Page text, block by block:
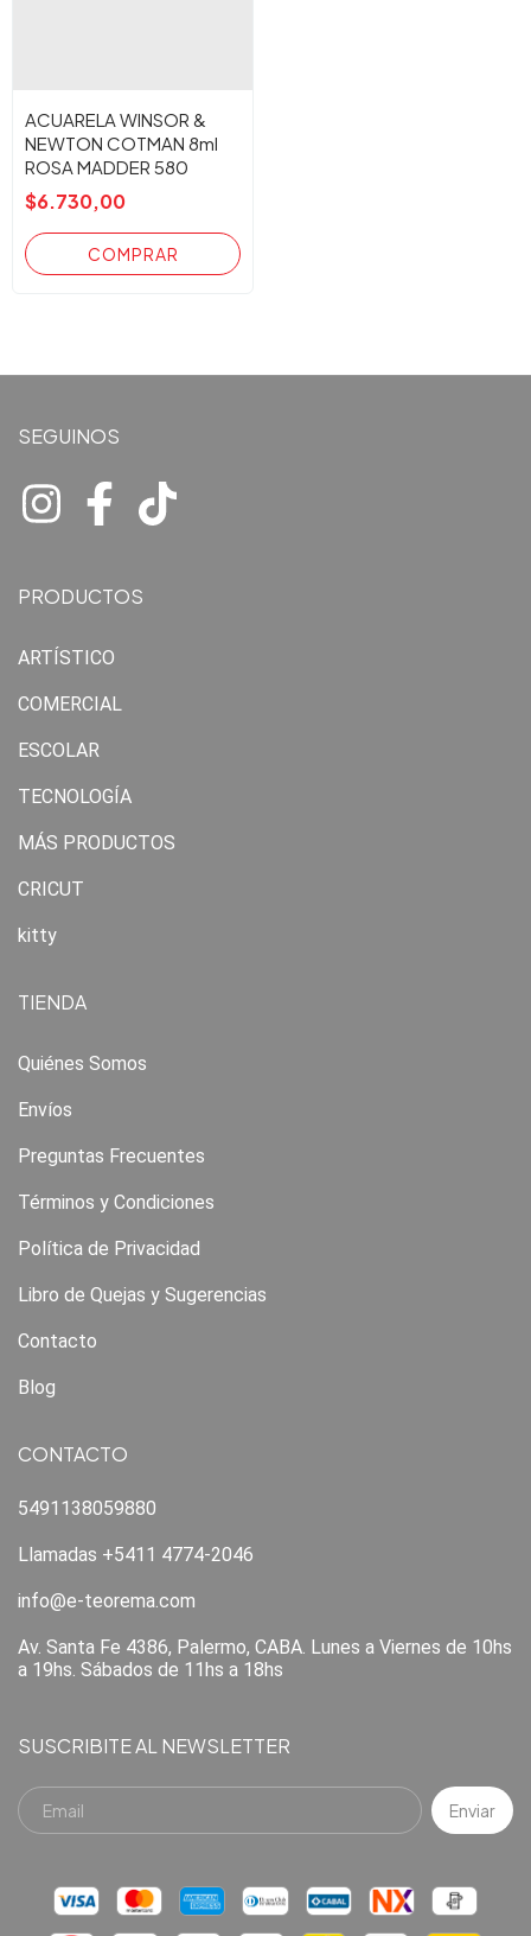
ACUARELA WINSOR &
NEWTON COTMAN 8ml
ROSA MADDER 580
$6.730,00
SEGUINOS
PRODUCTOS
ARTÍSTICO
COMERCIAL
ESCOLAR
TECNOLOGÍA
MÁS PRODUCTOS
CRICUT
kitty
TIENDA
Quiénes Somos
Envíos
Preguntas Frecuentes
Términos y Condiciones
Política de Privacidad
Libro de Quejas y Sugerencias
Contacto
Blog
CONTACTO
5491138059880
Llamadas +5411 4774-2046
info@e-teorema.com
Av. Santa Fe 4386, Palermo, CABA. Lunes a Viernes de 10hs
a 19hs. Sábados de 11hs a 18hs
SUSCRIBITE AL NEWSLETTER